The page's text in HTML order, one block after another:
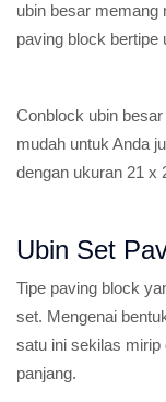
ubin besar memang
paving block bertipe
Conblock ubin
mudah untuk Anda
dengan ukuran 21 x
Ubin Set
Tipe paving block
set. Mengenai
satu ini sekilas mirip
panjang.